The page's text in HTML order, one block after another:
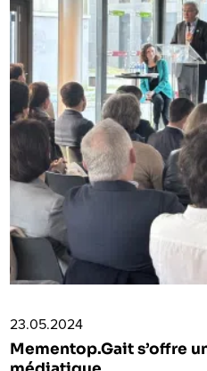
23.05.2024
Mementop.Gait s’offre